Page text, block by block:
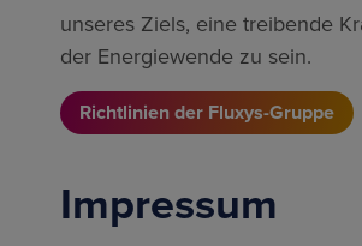
unseres Ziels, eine treibende
der Energiewende zu sein.
Richtlinien der Fluxys-Gruppe
Impressum